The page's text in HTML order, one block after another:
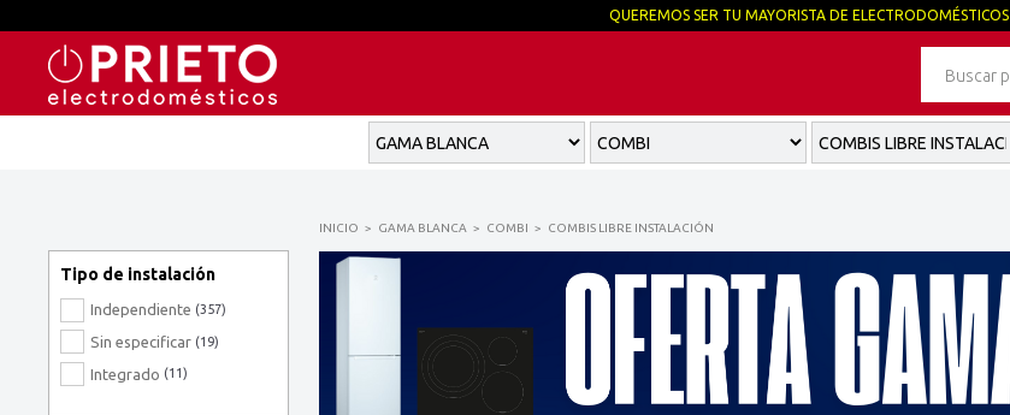
Tipo de instalación
Independiente (357)
Sin especificar (19)
Integrado (11)
INICIO GAMA BLANCA COMBI COMBIS LIBRE INSTALACIÓN
QUEREMOS SER TU MAYORISTA DE ELECTRODOMÉSTICOS